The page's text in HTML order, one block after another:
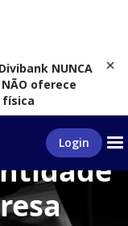
NUNCA
oferece
física
Login